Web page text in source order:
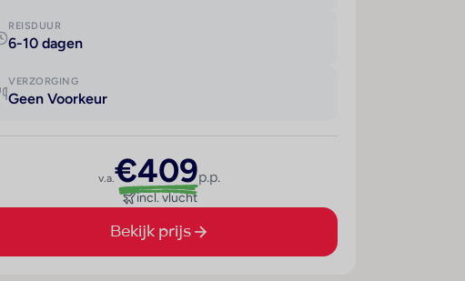
REISDUUR
6-10 dagen
VERZORGING
Geen Voorkeur
v.a.€409p.p.
incl. vlucht
Bekijk prijs